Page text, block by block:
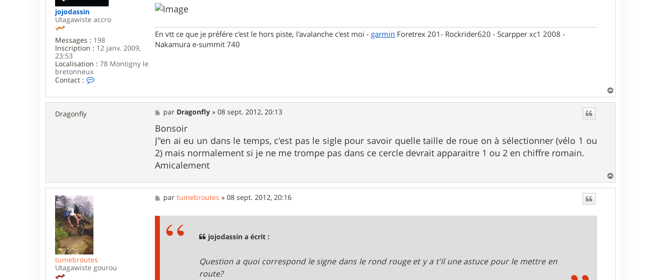
jojodassin
Utagawiste accro
Messages : 198
Inscription : 12 janv. 2009,
23:53
Localisation : 78 Montigny le
bretonneux
Contact :
t
d
a
g
e
En vtt ce que je préfére c'est le hors piste, l'avalanche c'est moi - garmin Foretrex 201- Rockrider620 - Scarpper xc1 2008 -
Nakamura e-summit 740
a
Dragonfly
M
e
s
s
a
g
e
par Dragonfly »08 sept. 2012, 20:13
Bonsoir
J"en ai eu un dans le temps, c'est pas le sigle pour savoir quelle taille de roue on à sélectionner (vélo 1 ou
2) mais normalement si je ne me trompe pas dans ce cercle devrait apparaitre 1 ou 2 en chiffre romain.
Amicalement
a
tumebroutes
Utagawiste gourou
M
e
partumebroutes »08 sept. 2012, 20:16
jojodassin a écrit :
Question a quoi correspond le signe dans le rond rouge et y a t'il une astuce pour le mettre en
route?